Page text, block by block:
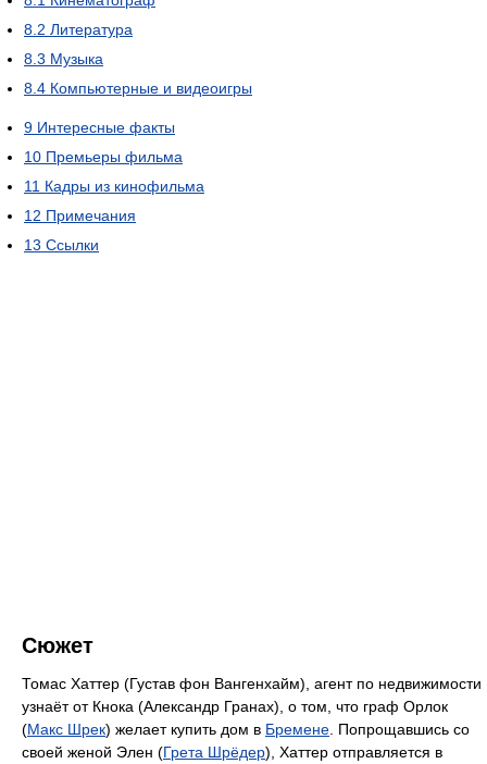
8.2 Литература
8.3 Музыка
8.4 Компьютерные и видеоигры
9 Интересные факты
10 Премьеры фильма
11 Кадры из кинофильма
12 Примечания
13 Ссылки
Сюжет
Томас Хаттер (Густав фон Вангенхайм), агент по недвижимости
узнаёт от Кнока (Александр Гранах), о том, что граф Орлок
(Макс Шрек) желает купить дом в Бремене . Попрощавшись со
своей женой Элен (Грета Шрёдер), Хаттер отправляется в